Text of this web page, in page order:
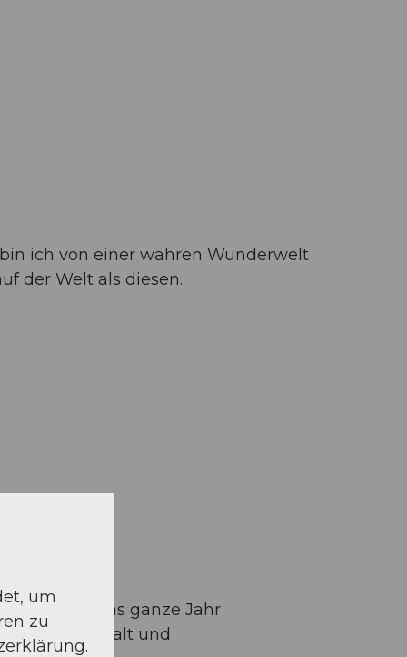
ich von einer wahren Wunderwelt
der Welt als diesen.
Luzern das ganze Jahr
in die Vielfalt und
um
zu